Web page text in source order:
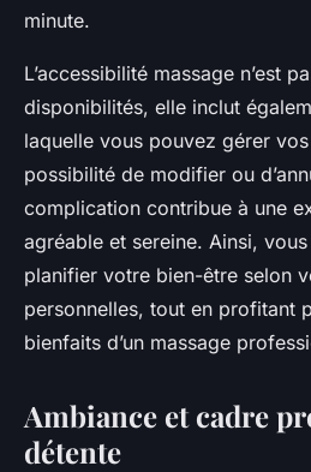
minute.
L’accessibilité massage n’est
disponibilités, elle inclut
laquelle vous pouvez gérer
possibilité de modifier ou
complication contribue à une
agréable et sereine. Ainsi,
planifier votre bien-être selon
personnelles, tout en profitant
bienfaits d’un massage
Ambiance et cadre
détente